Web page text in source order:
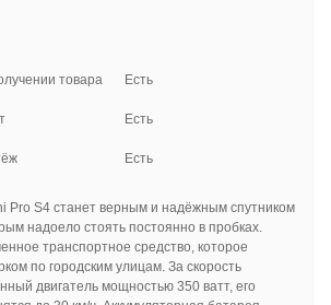
товара Есть
Есть
Есть
Pro S4 станет верным и надёжным спутником
надоело стоять постоянно в пробках.
транспортное средство, которое
по городским улицам. За скорость
двигатель мощностью 350 ватт, его